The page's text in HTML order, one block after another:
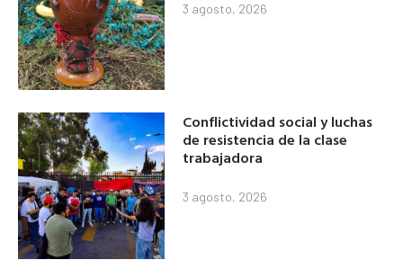
3 agosto, 2026
Conflictividad social y luchas
de resistencia de la clase
trabajadora
3 agosto, 2026